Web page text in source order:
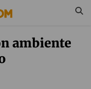
ambiente